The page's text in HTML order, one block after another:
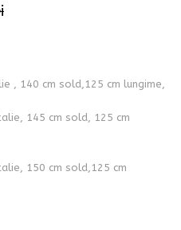
, 140 cm sold,125 cm lungime,
145 cm sold, 125 cm
150 cm sold,125 cm